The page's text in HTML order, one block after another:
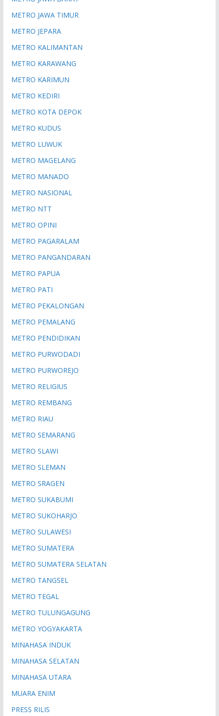
METRO JAWA TIMUR
METRO JEPARA
METRO KALIMANTAN
METRO KARAWANG
METRO KARIMUN
METRO KEDIRI
METRO KOTA DEPOK
METRO KUDUS
METRO LUWUK
METRO MAGELANG
METRO MANADO
METRO NASIONAL
METRO NTT
METRO OPINI
METRO PAGARALAM
METRO PANGANDARAN
METRO PAPUA
METRO PATI
METRO PEKALONGAN
METRO PEMALANG
METRO PENDIDIKAN
METRO PURWODADI
METRO PURWOREJO
METRO RELIGIUS
METRO REMBANG
METRO RIAU
METRO SEMARANG
METRO SLAWI
METRO SLEMAN
METRO SRAGEN
METRO SUKABUMI
METRO SUKOHARJO
METRO SULAWESI
METRO SUMATERA
METRO SUMATERA SELATAN
METRO TANGSEL
METRO TEGAL
METRO TULUNGAGUNG
METRO YOGYAKARTA
MINAHASA INDUK
MINAHASA SELATAN
MINAHASA UTARA
MUARA ENIM
PRESS RILIS